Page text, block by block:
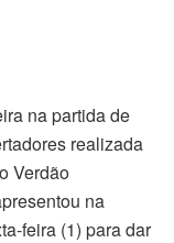
na partida de
realizada
Verdão
na
feira (1) para dar